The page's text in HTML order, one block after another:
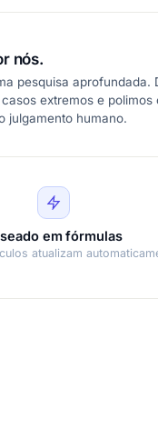
nós.
pesquisa
extremos e
julgamento humano.
em fórmulas
atualizam